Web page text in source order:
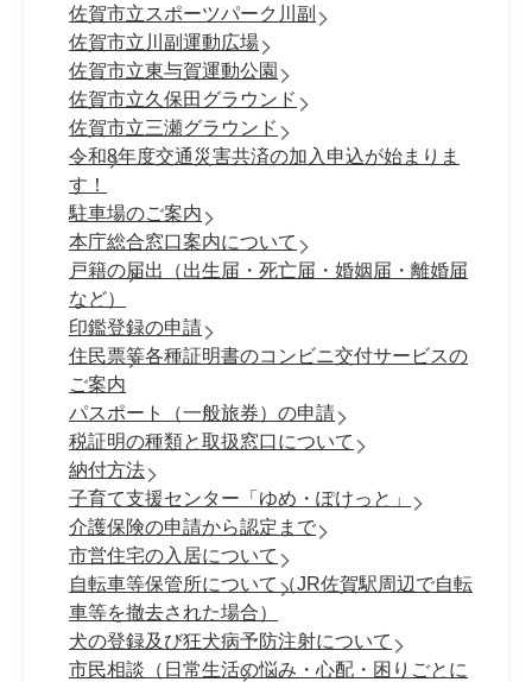
佐賀市立スポーツパーク川副
佐賀市立川副運動広場
佐賀市立東与賀運動公園
佐賀市立久保田グラウンド
佐賀市立三瀬グラウンド
令和8年度交通災害共済の加入申込が始まりま
す！
駐車場のご案内
本庁総合窓口案内について
戸籍の届出（出生届・死亡届・婚姻届・離婚届
など）
印鑑登録の申請
住民票等各種証明書のコンビニ交付サービスの
ご案内
パスポート（一般旅券）の申請
税証明の種類と取扱窓口について
納付方法
子育て支援センター「ゆめ・ぽけっと」
介護保険の申請から認定まで
市営住宅の入居について
自転車等保管所について（JR佐賀駅周辺で自転
車等を撤去された場合）
犬の登録及び狂犬病予防注射について
市民相談（日常生活の悩み・心配・困りごとに